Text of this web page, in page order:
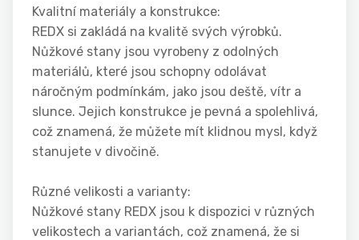
Kvalitní materiály a konstrukce:
REDX si zakládá na kvalitě svých výrobků.
Nůžkové stany jsou vyrobeny z odolných
materiálů, které jsou schopny odolávat
náročným podmínkám, jako jsou deště, vítr a
slunce. Jejich konstrukce je pevná a spolehlivá,
což znamená, že můžete mít klidnou mysl, když
stanujete v divočině.
Různé velikosti a varianty:
Nůžkové stany REDX jsou k dispozici v různých
velikostech a variantách, což znamená, že si